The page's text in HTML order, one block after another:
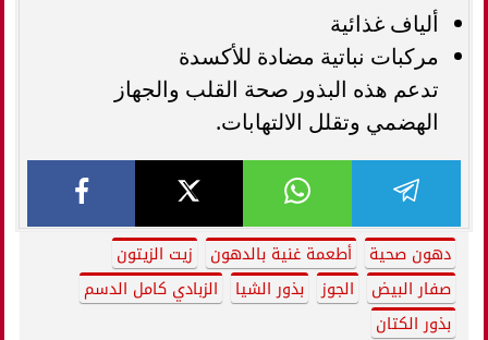
ألياف غذائية
مركبات نباتية مضادة للأكسدة
تدعم هذه البذور صحة القلب والجهاز
الهضمي وتقلل الالتهابات.
دهون صحية أطعمة غنية بالدهون
زيت الزيتون
صفار البيض
الجوز بذور الشيا
الزبادي كامل الدسم
بذور الكتان